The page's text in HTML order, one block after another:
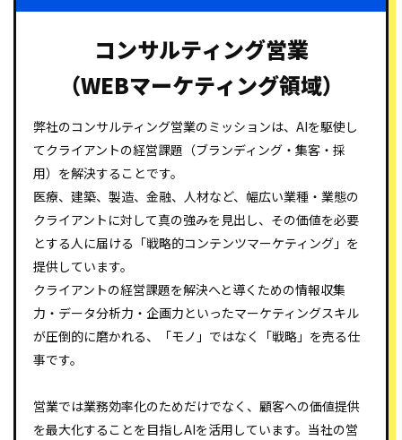
コンサルティング営業
（WEBマーケティング領域）
弊社のコンサルティング営業のミッションは、AIを駆使し
てクライアントの経営課題（ブランディング・集客・採
用）を解決することです。
医療、建築、製造、金融、人材など、幅広い業種・業態の
クライアントに対して真の強みを見出し、その価値を必要
とする人に届ける「戦略的コンテンツマーケティング」を
提供しています。
クライアントの経営課題を解決へと導くための情報収集
力・データ分析力・企画力といったマーケティングスキル
が圧倒的に磨かれる、「モノ」ではなく「戦略」を売る仕
事です。
営業では業務効率化のためだけでなく、顧客への価値提供
を最大化することを目指しAIを活用しています。当社の営